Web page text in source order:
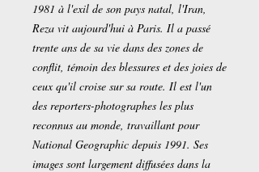
1981 à l'exil de son pays natal, l'Iran,
Reza vit aujourd'hui à Paris. Il a passé
trente ans de sa vie dans des zones de
conflit, témoin des blessures et des joies de
ceux qu'il croise sur sa route. Il est l'un
des reporters-photographes les plus
reconnus au monde, travaillant pour
National Geographic depuis 1991. Ses
images sont largement diffusées dans la